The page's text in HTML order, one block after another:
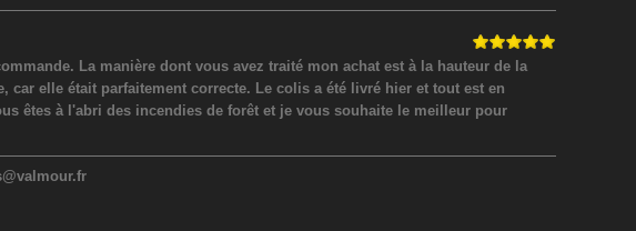
La manière dont vous avez traité mon achat est à la hauteur de la
elle était parfaitement correcte. Le colis a été livré hier et tout est en
êtes à l'abri des incendies de forêt et je vous souhaite le meilleur pour